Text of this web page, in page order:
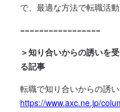
で、最適な方法で転職活
=================
＞知り合いからの誘いを
る記事
転職で知り合いからの誘
https://www.axc.ne.jp/